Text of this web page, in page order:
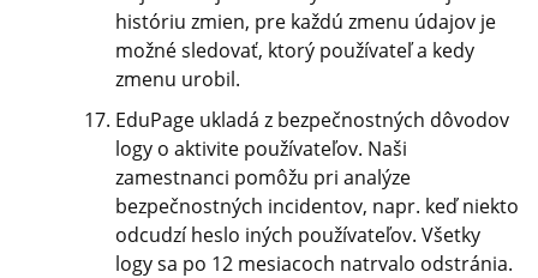
históriu zmien, pre každú zmenu údajov je
možné sledovať, ktorý používateľ a kedy
zmenu urobil.
EduPage ukladá z bezpečnostných dôvodov
logy o aktivite používateľov. Naši
zamestnanci pomôžu pri analýze
bezpečnostných incidentov, napr. keď niekto
odcudzí heslo iných používateľov. Všetky
logy sa po 12 mesiacoch natrvalo odstránia.